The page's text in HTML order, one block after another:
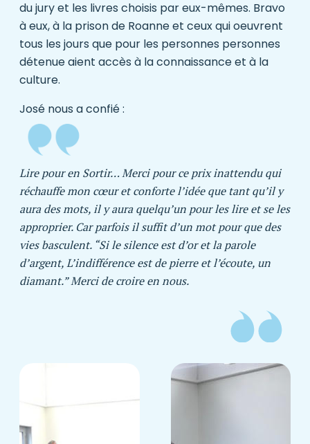
du jury et les livres choisis par eux-mêmes. Bravo
à eux, à la prison de Roanne et ceux qui oeuvrent
tous les jours que pour les personnes personnes
détenue aient accès à la connaissance et à la
culture.
José nous a confié :
Lire pour en Sortir…Merci pour ce prix inattendu qui
réchauffe mon cœur et conforte l’idée que tant qu’il y
aura des mots, il y aura quelqu’un pour les lire et se les
approprier. Car parfois il suffit d’un mot pour que des
vies basculent. “Si le silence est d’or et la parole
d’argent,L’indifférence est de pierre et l’écoute, un
diamant.”Merci de croire en nous.